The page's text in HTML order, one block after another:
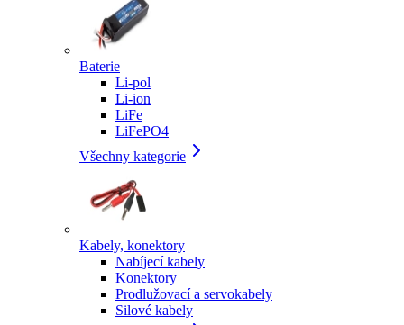
Baterie
Li-pol
Li-ion
LiFe
LiFePO4
Všechny kategorie
Kabely, konektory
Nabíjecí kabely
Konektory
Prodlužovací a servokabely
Silové kabely